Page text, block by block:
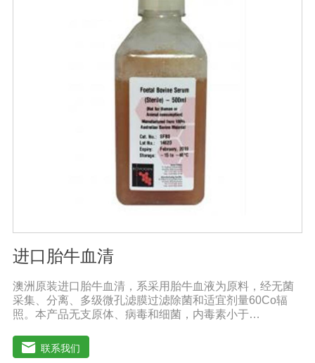
进口胎牛血清
澳洲原装进口胎牛血清，系采用胎牛血液为原料，经无菌
采集、分离、多级微孔滤膜过滤除菌和适宜剂量60Co辐
照。本产品无支原体、病毒和细菌，内毒素小于
细胞及多种细胞株的培养、扩增和保藏、组织器官的分
离、培养及单克隆抗体的制备和疫苗的研制及生产。质量
联系我们